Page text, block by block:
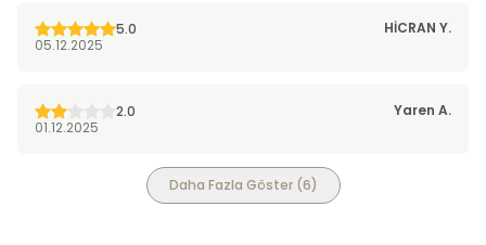
5.0 HİCRAN Y.
05.12.2025
2.0 Yaren A.
01.12.2025
Daha Fazla Göster(6)